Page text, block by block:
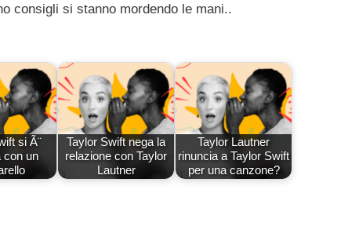
consigli si stanno mordendo le mani..
si Ã¨
con un
Taylor Swift nega la
relazione con Taylor
Lautner
Taylor Lautner
rinuncia a Taylor Swift
per una canzone?